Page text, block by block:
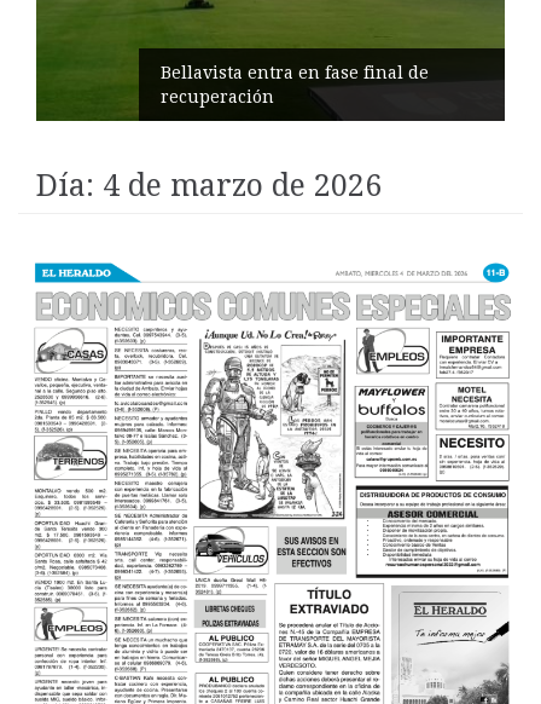
Impulsan turismo comunitario en
Pilahuín
Día: 4 de marzo de 2026